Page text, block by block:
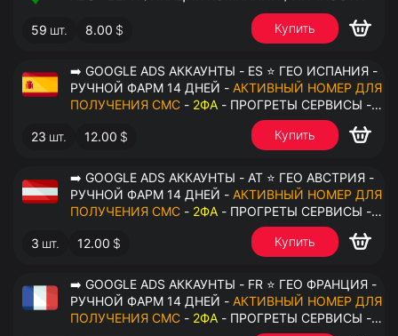
59 шт. 8.00 $ Купить
➡️ GOOGLE ADS АККАУНТЫ - ES ⭐ ГЕО ИСПАНИЯ -
РУЧНОЙ ФАРМ 14 ДНЕЙ - АКТИВНЫЙ НОМЕР ДЛЯ
ПОЛУЧЕНИЯ СМС - 2ФА - ПРОГРЕТЫ СЕРВИСЫ -
23 шт. 12.00 $ Купить
➡️ GOOGLE ADS АККАУНТЫ - AT ⭐ ГЕО АВСТРИЯ -
РУЧНОЙ ФАРМ 14 ДНЕЙ - АКТИВНЫЙ НОМЕР ДЛЯ
ПОЛУЧЕНИЯ СМС - 2ФА - ПРОГРЕТЫ СЕРВИСЫ -
3 шт. 12.00 $ Купить
➡️ GOOGLE ADS АККАУНТЫ - FR ⭐ ГЕО ФРАНЦИЯ -
РУЧНОЙ ФАРМ 14 ДНЕЙ - АКТИВНЫЙ НОМЕР ДЛЯ
ПОЛУЧЕНИЯ СМС - 2ФА - ПРОГРЕТЫ СЕРВИСЫ -